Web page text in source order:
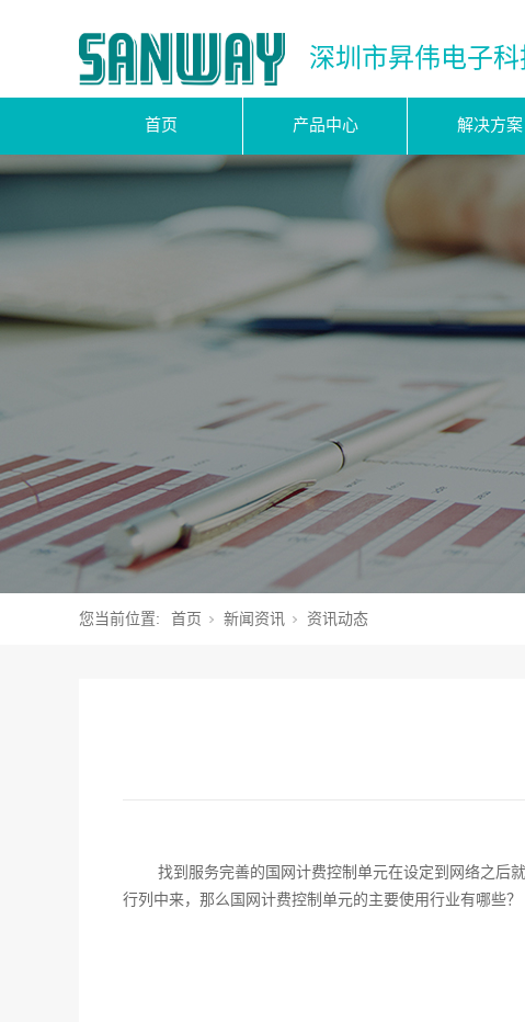
深圳市昇伟电子
首页 产品中心 解决方案
您当前位置: 首页 新闻资讯 资讯动态
找到服务完善的国网计费控制单元在设定到网络之后
行列中来，那么国网计费控制单元的主要使用行业有哪些？